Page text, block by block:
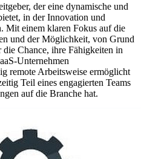
der eine dynamische und
in der Innovation und
Mit einem klaren Fokus auf die
und der Möglichkeit, von Grund
Chance, ihre Fähigkeiten in
Unternehmen
remote Arbeitsweise ermöglicht
Teil eines engagierten Teams
auf die Branche hat.